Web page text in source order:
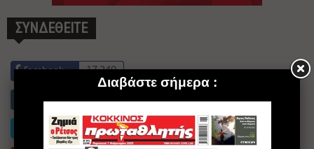
ΣΥΝΔΕΘΕΙΤΕ
Facebook 17,249
Instagram 23,902
Twitter 2,617